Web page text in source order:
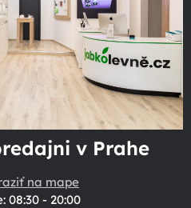
v Prahe
na mape
08:30 - 20:00